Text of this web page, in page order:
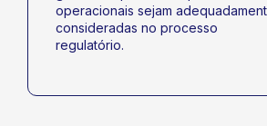
operacionais sejam
consideradas no processo
regulatório.